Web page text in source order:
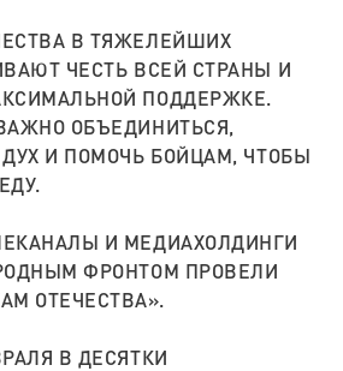
В ТЯЖЕЛЕЙШИХ
ЧЕСТЬ ВСЕЙ СТРАНЫ И
ПОДДЕРЖКЕ.
ОБЪЕДИНИТЬСЯ,
И ПОМОЧЬ БОЙЦАМ, ЧТОБЫ
И МЕДИАХОЛДИНГИ
ФРОНТОМ ПРОВЕЛИ
ОТЕЧЕСТВА».
В ДЕСЯТКИ